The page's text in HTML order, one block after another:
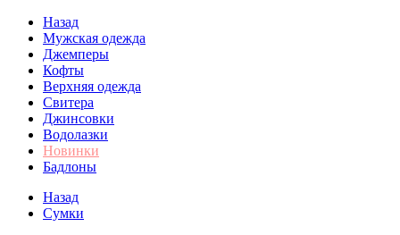
Назад
Мужская одежда
Джемперы
Кофты
Верхняя одежда
Свитера
Джинсовки
Водолазки
Новинки
Бадлоны
Назад
Сумки